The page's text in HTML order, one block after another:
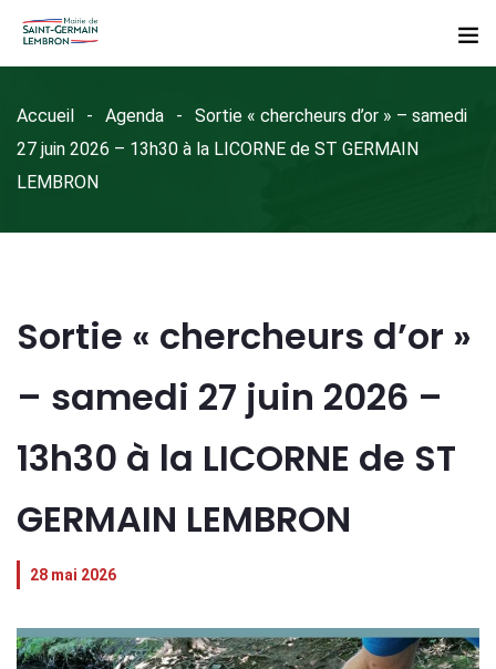
Accueil Agenda
Sortie « chercheurs d’or » – samedi
27 juin 2026 – 13h30 à la LICORNE de ST GERMAIN
LEMBRON
Sortie « chercheurs d’or »
– samedi 27 juin 2026 –
13h30 à la LICORNE de ST
GERMAIN LEMBRON
28 mai 2026